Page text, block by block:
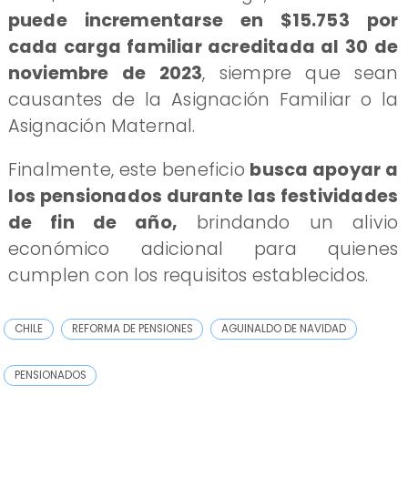
puede incrementarse en $15.753 por
cada carga familiar acreditada al 30 de
noviembre de 2023, siempre que sean
causantes de la Asignación Familiar o la
Asignación Maternal.
Finalmente, este beneficio busca apoyar a
los pensionados durante las festividades
de fin de año, brindando un alivio
económico adicional para quienes
cumplen con los requisitos establecidos.
CHILE REFORMA DE PENSIONES AGUINALDO DE NAVIDAD
PENSIONADOS